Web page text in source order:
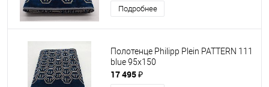
Подробнее
Полотенце Philipp Plein PATTERN 111
blue 95х150
17 495 ₽